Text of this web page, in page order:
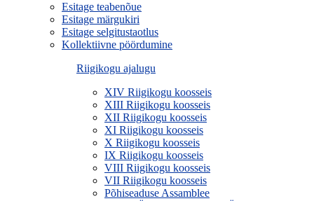
Esitage teabenõue
Esitage märgukiri
Esitage selgitustaotlus
Kollektiivne pöördumine
Riigikogu ajalugu
XIV Riigikogu koosseis
XIII Riigikogu koosseis
XII Riigikogu koosseis
XI Riigikogu koosseis
X Riigikogu koosseis
IX Riigikogu koosseis
VIII Riigikogu koosseis
VII Riigikogu koosseis
Põhiseaduse Assamblee